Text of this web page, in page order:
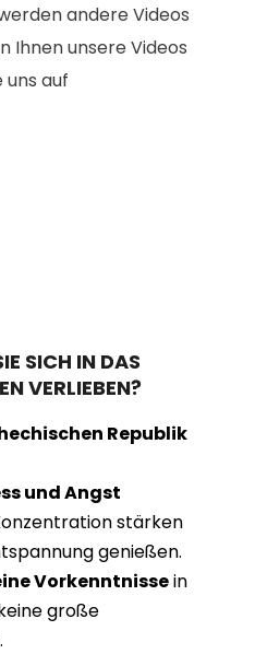
andere Videos
Ihnen unsere Videos
uns auf
SICH IN DAS
VERLIEBEN?
Republik
und Angst
stärken
genießen.
Vorkenntnissein
große